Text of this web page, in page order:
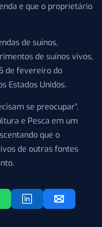
e que o proprietário
de suínos,
de suínos vivos,
de fevereiro do
Estados Unidos.
se preocupar”,
e Pesca em um
que o
de outras fontes